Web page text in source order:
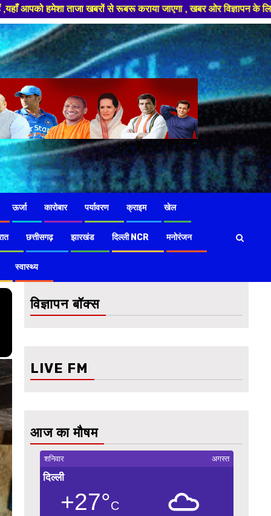
रूबरू कराया जाएगा , खबर ओर विज्ञापन के लिए संपर्क करे +91 97826
ऊर्जा कारोबार पर्यावरण क्राइम खेल
छत्तीसगढ़ झारखंड दिल्ली NCR मनोरंजन
स्वास्थ्य
विज्ञापन बॉक्स
LIVE FM
आज का मौषम
शनिवार अगस्त
दिल्ली
+27°C